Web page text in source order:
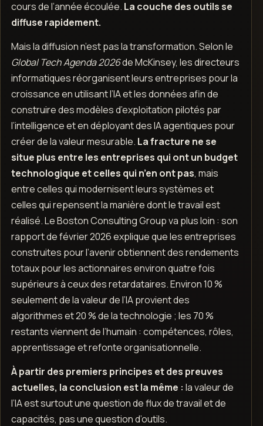
cours de l’année écoulée. La couche des outils se
diffuse rapidement.
Mais la diffusion n’est pas la transformation. Selon le
Global Tech Agenda 2026de McKinsey, les directeurs
informatiques réorganisent leurs entreprises pour la
croissance en utilisant l’IA et les données afin de
construire des modèles d’exploitation pilotés par
l’intelligence et en déployant des IA agentiques pour
créer de la valeur mesurable. La fracture ne se
situe plus entre les entreprises qui ont un budget
technologique et celles qui n’en ont pas, mais
entre celles qui modernisent leurs systèmes et
celles qui repensent la manière dont le travail est
réalisé. Le Boston Consulting Group va plus loin : son
rapport de février 2026 explique que les entreprises
construites pour l’avenir obtiennent des rendements
totaux pour les actionnaires environ quatre fois
supérieurs à ceux des retardataires. Environ 10 %
seulement de la valeur de l’IA provient des
algorithmes et 20 % de la technologie ; les 70 %
restants viennent de l’humain : compétences, rôles,
apprentissage et refonte organisationnelle.
À partir des premiers principes et des preuves
actuelles, la conclusion est la même : la valeur de
l’IA est surtout une question de flux de travail et de
capacités, pas une question d’outils.